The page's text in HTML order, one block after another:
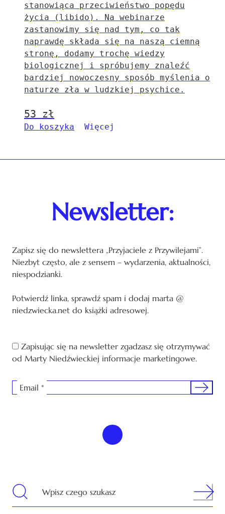
stanowiąca przeciwieństwo popędu
życia (libido). Na webinarze
zastanowimy się nad tym, co tak
naprawdę składa się na naszą ciemną
stronę, dodamy trochę wiedzy
biologicznej i spróbujemy znaleźć
bardziej nowoczesny sposób myślenia o
naturze zła w ludzkiej psychice.
53 zł
Do koszyka Więcej
Newsletter:
Zapisz się do newslettera „Przyjaciele z Przywilejami”.
Niezbyt często, ale z sensem – wydarzenia, aktualności,
niespodzianki.
Potwierdź linka, sprawdź spam i dodaj marta @
niedzwiecka.net do książki adresowej.
Zapisując się na newsletter zgadzasz się otrzymywać
od Marty Niedźwieckiej informacje marketingowe.
Email * Sign
Wpisz czego szukasz Search